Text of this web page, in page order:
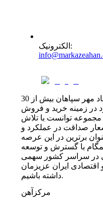
الکترونیک :
مرکزآهن با نام تجاری آهن سجاد مهر سپاهان بیش از 30
در زمینه خرید و فروش
مجموعه توانست با تلاش
صداقت در عملکرد و
برترین در این عرصه
با گسترش و توسعه
در سراسر کشور سهمی
ایران عزیزمان
داشته باشیم.
مرکزآهن